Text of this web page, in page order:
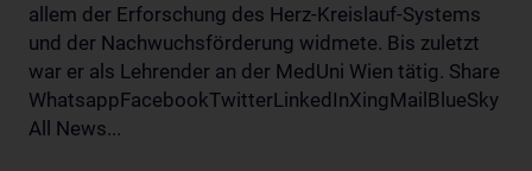
allem der Erforschung des Herz-Kreislauf-Systems
und der Nachwuchsförderung widmete. Bis zuletzt
war er als Lehrender an der MedUni Wien tätig. Share
WhatsappFacebookTwitterLinkedInXingMailBlueSky
All News...